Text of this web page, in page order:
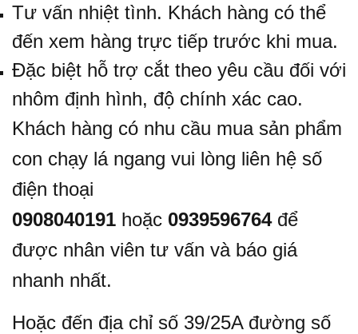
Tư vấn nhiệt tình. Khách hàng có thể
đến xem hàng trực tiếp trước khi mua.
Đặc biệt hỗ trợ cắt theo yêu cầu đối với
nhôm định hình, độ chính xác cao.
Khách hàng có nhu cầu mua sản phẩm
con chạy lá ngang vui lòng liên hệ số
điện thoại
0908040191 hoặc 0939596764để
được nhân viên tư vấn và báo giá
nhanh nhất.
Hoặc đến địa chỉ số 39/25A đường số